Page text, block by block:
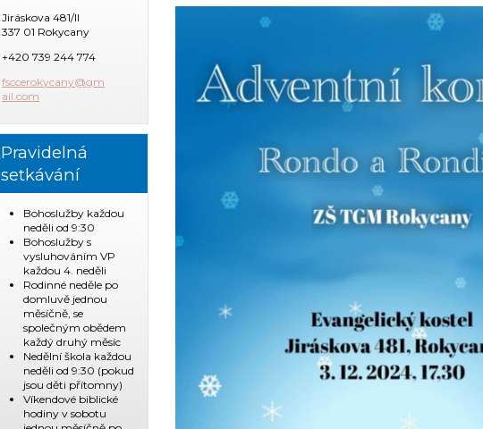
Jiráskova 481/II
337 01 Rokycany
+420 739 244 774
fsccerokycany@gm
ail.com
Pravidelná
setkávání
Bohoslužby každou
neděli od 9:30
Bohoslužby s
vysluhováním VP
každou 4. neděli
Rodinné neděle po
domluvě jednou
měsíčně, se
společným obědem
každý druhý měsíc
Nedělní škola každou
neděli od 9:30 (pokud
jsou děti přítomny)
Víkendové biblické
hodiny v sobotu